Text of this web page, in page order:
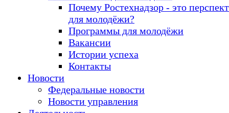
Почему Ростехнадзор - это
для молодёжи?
Программы для молодёжи
Вакансии
Истории успеха
Контакты
Новости
Федеральные новости
Новости управления